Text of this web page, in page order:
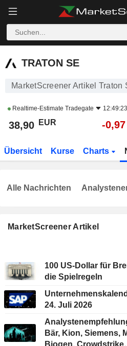
TRATON SE
TRATON SE
MarketScreener Artikel Traton
Realtime-Estimate Tradegate
38,90 EUR -
Übersicht Kurse Charts
MarketScreener Artikel
100 US-Dollar für
die Spielregeln
24. Juli 2026
Bär, Kion, Siemens,
Alle Nachrichten